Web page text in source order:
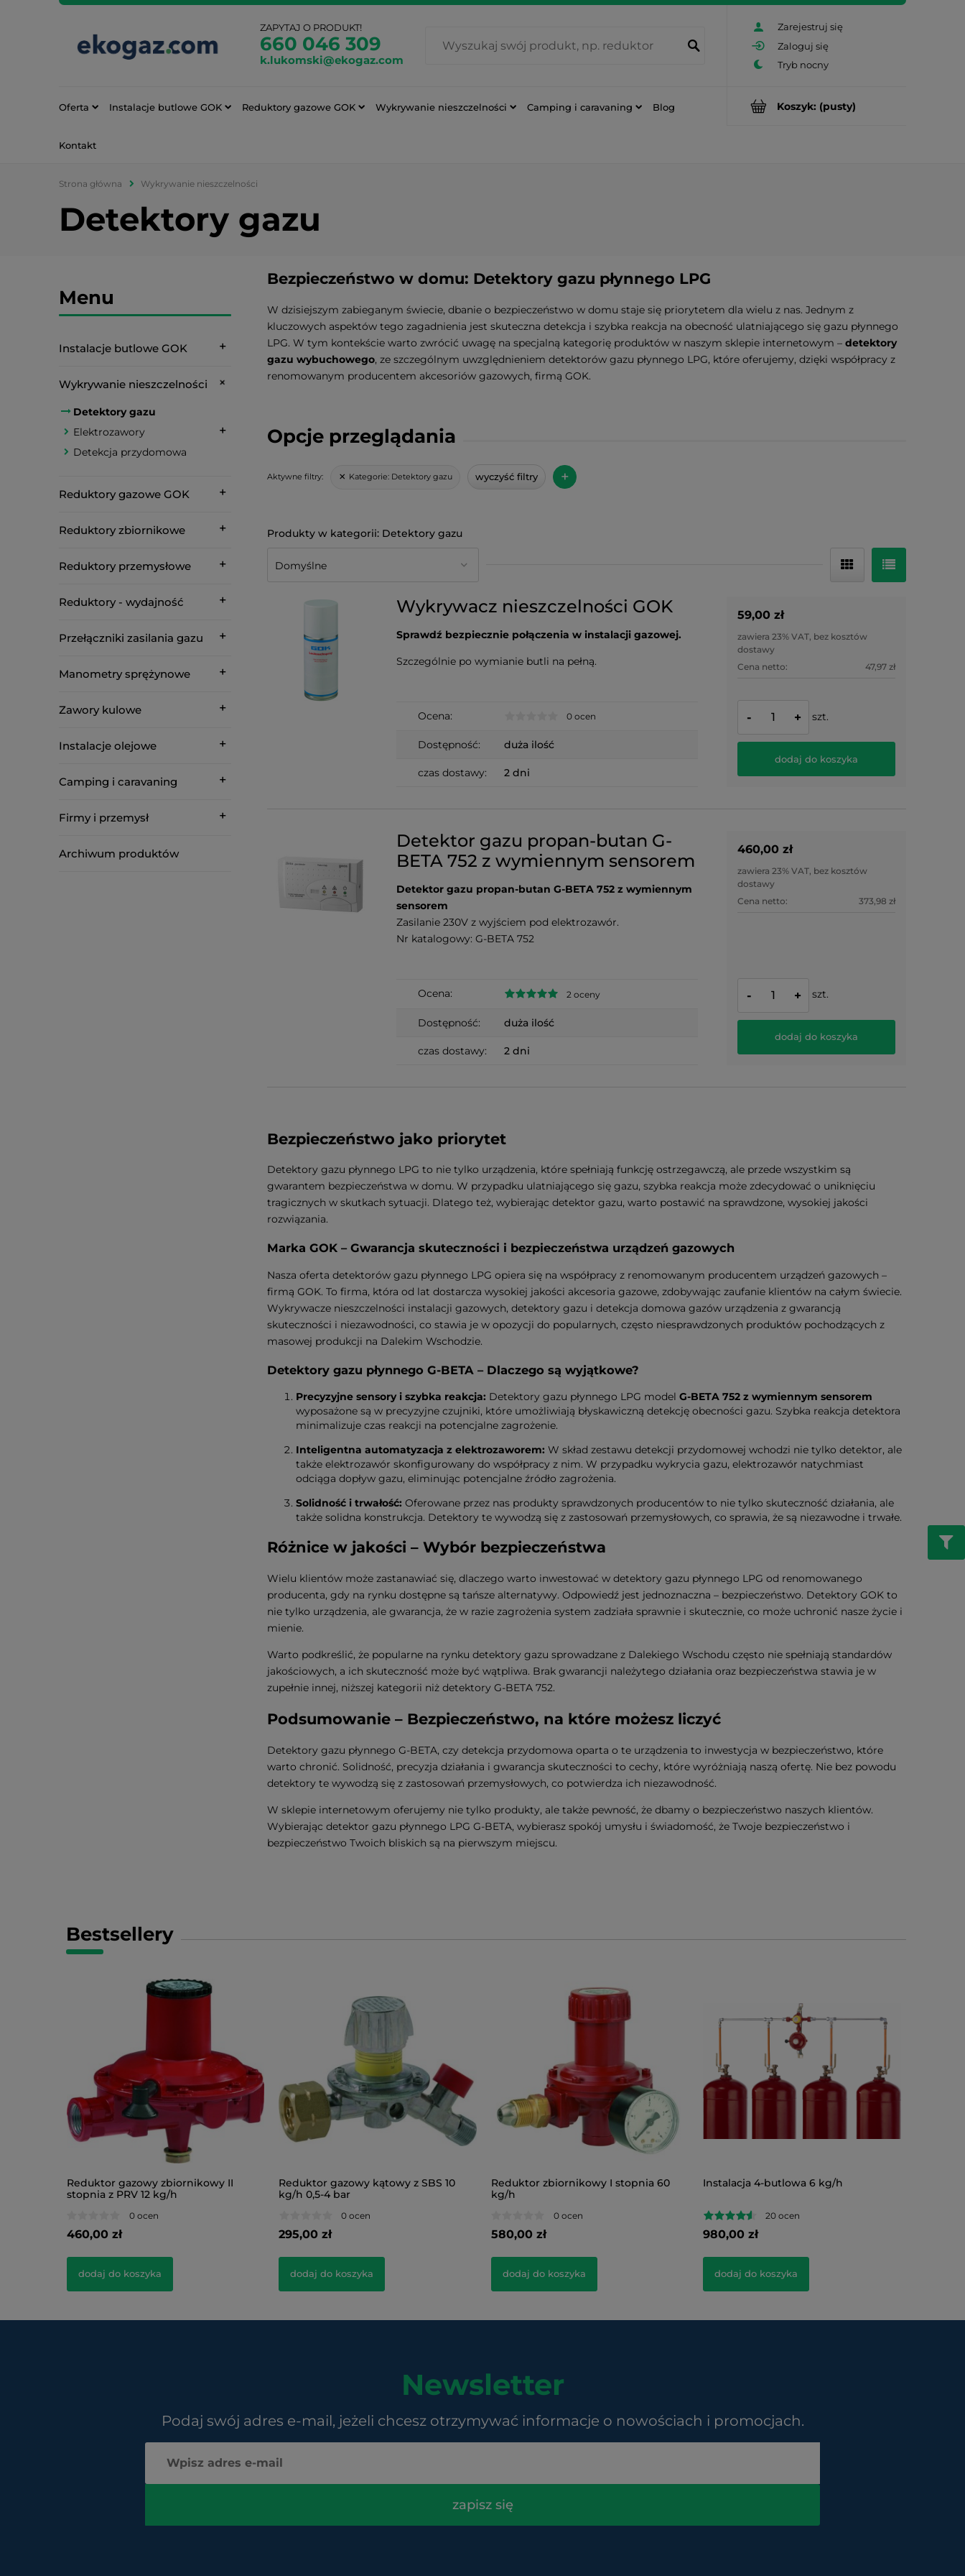
Zarejestruj się
Zaloguj się
ZAPYTAJ O PRODUKT!
660 046 309
k.lukomski@ekogaz.com
Koszyk: (pusty)
Oferta Instalacje butlowe GOK Reduktory gazowe GOK Wykrywanie nieszczelności Camping i caravaning Blog
Kontakt
Strona główna Wykrywanie nieszczelności
Detektory gazu
Menu
Instalacje butlowe GOK
Wykrywanie nieszczelności
Detektory gazu
Elektrozawory
Detekcja przydomowa
Reduktory gazowe GOK
Reduktory zbiornikowe
Reduktory przemysłowe
Reduktory - wydajność
Przełączniki zasilania gazu
Manometry sprężynowe
Zawory kulowe
Instalacje olejowe
Camping i caravaning
Firmy i przemysł
Archiwum produktów
Opcje przeglądania
Aktywne filtry: Kategorie: Detektory gazu wyczyść filtry +
Bezpieczeństwo w domu: Detektory gazu płynnego LPG
W dzisiejszym zabieganym świecie, dbanie o bezpieczeństwo w domu staje się priorytetem dla wielu z nas. Jednym z
kluczowych aspektów tego zagadnienia jest skuteczna detekcja i szybka reakcja na obecność ulatniającego się gazu płynnego
LPG. W tym kontekście warto zwrócić uwagę na specjalną kategorię produktów w naszym sklepie internetowym – detektory
gazu wybuchowego, ze szczególnym uwzględnieniem detektorów gazu płynnego LPG, które oferujemy, dzięki współpracy z
renomowanym producentem akcesoriów gazowych, firmą GOK.
Detektory gazu
Wykrywacz nieszczelności GOK
Sprawdź bezpiecznie połączenia w instalacji gazowej.
Szczególnie po wymianie butli na pełną.
Ocena: 0 ocen
Dostępność: duża ilość
czas dostawy: 2 dni
59,00 zł
zawiera 23% VAT, bez kosztów
dostawy
Cena netto:
47,97 zł
- + szt.
dodaj do koszyka
Detektor gazu propan-butan G-
BETA 752 z wymiennym sensorem
Detektor gazu propan-butan G-BETA 752 z wymiennym
sensorem
Zasilanie 230V z wyjściem pod elektrozawór.
Nr katalogowy: G-BETA 752
Ocena: 2 oceny
Dostępność: duża ilość
czas dostawy: 2 dni
460,00 zł
zawiera 23% VAT, bez kosztów
dostawy
Cena netto:
373,98 zł
- + szt.
dodaj do koszyka
Bezpieczeństwo jako priorytet
Detektory gazu płynnego LPG to nie tylko urządzenia, które spełniają funkcję ostrzegawczą, ale przede wszystkim są
gwarantem bezpieczeństwa w domu. W przypadku ulatniającego się gazu, szybka reakcja może zdecydować o uniknięciu
tragicznych w skutkach sytuacji. Dlatego też, wybierając detektor gazu, warto postawić na sprawdzone, wysokiej jakości
rozwiązania.
Marka GOK – Gwarancja skuteczności i bezpieczeństwa urządzeń gazowych
Nasza oferta detektorów gazu płynnego LPG opiera się na współpracy z renomowanym producentem urządzeń gazowych –
firmą GOK. To firma, która od lat dostarcza wysokiej jakości akcesoria gazowe, zdobywając zaufanie klientów na całym świecie.
Wykrywacze nieszczelności instalacji gazowych, detektory gazu i detekcja domowa gazów urządzenia z gwarancją
skuteczności i niezawodności, co stawia je w opozycji do popularnych, często niesprawdzonych produktów pochodzących z
masowej produkcji na Dalekim Wschodzie.
Detektory gazu płynnego G-BETA – Dlaczego są wyjątkowe?
Precyzyjne sensory i szybka reakcja: Detektory gazu płynnego LPG model G-BETA 752 z wymiennym sensorem
wyposażone są w precyzyjne czujniki, które umożliwiają błyskawiczną detekcję obecności gazu. Szybka reakcja detektora
minimalizuje czas reakcji na potencjalne zagrożenie.
Inteligentna automatyzacja z elektrozaworem: W skład zestawu detekcji przydomowej wchodzi nie tylko detektor, ale
także elektrozawór skonfigurowany do współpracy z nim. W przypadku wykrycia gazu, elektrozawór natychmiast
odciąga dopływ gazu, eliminując potencjalne źródło zagrożenia.
Solidność i trwałość: Oferowane przez nas produkty sprawdzonych producentów to nie tylko skuteczność działania, ale
także solidna konstrukcja. Detektory te wywodzą się z zastosowań przemysłowych, co sprawia, że są niezawodne i trwałe.
Różnice w jakości – Wybór bezpieczeństwa
Wielu klientów może zastanawiać się, dlaczego warto inwestować w detektory gazu płynnego LPG od renomowanego
producenta, gdy na rynku dostępne są tańsze alternatywy. Odpowiedź jest jednoznaczna – bezpieczeństwo. Detektory GOK to
nie tylko urządzenia, ale gwarancja, że w razie zagrożenia system zadziała sprawnie i skutecznie, co może uchronić nasze życie i
mienie.
Warto podkreślić, że popularne na rynku detektory gazu sprowadzane z Dalekiego Wschodu często nie spełniają standardów
jakościowych, a ich skuteczność może być wątpliwa. Brak gwarancji należytego działania oraz bezpieczeństwa stawia je w
zupełnie innej, niższej kategorii niż detektory G-BETA 752.
Podsumowanie – Bezpieczeństwo, na które możesz liczyć
Detektory gazu płynnego G-BETA, czy detekcja przydomowa oparta o te urządzenia to inwestycja w bezpieczeństwo, które
warto chronić. Solidność, precyzja działania i gwarancja skuteczności to cechy, które wyróżniają naszą ofertę. Nie bez powodu
detektory te wywodzą się z zastosowań przemysłowych, co potwierdza ich niezawodność.
W sklepie internetowym oferujemy nie tylko produkty, ale także pewność, że dbamy o bezpieczeństwo naszych klientów.
Wybierając detektor gazu płynnego LPG G-BETA, wybierasz spokój umysłu i świadomość, że Twoje bezpieczeństwo i
bezpieczeństwo Twoich bliskich są na pierwszym miejscu.
Bestsellery
Reduktor gazowy zbiornikowy II
stopnia z PRV 12 kg/h
0 ocen
460,00 zł
dodaj do koszyka
Reduktor gazowy kątowy z SBS 10
kg/h 0,5-4 bar
0 ocen
295,00 zł
dodaj do koszyka
Reduktor zbiornikowy I stopnia 60
kg/h
0 ocen
580,00 zł
dodaj do koszyka
Instalacja 4-butlowa 6 kg/h
20 ocen
980,00 zł
dodaj do koszyka
Newsletter
Podaj swój adres e-mail, jeżeli chcesz otrzymywać informacje o nowościach i promocjach.
zapisz się